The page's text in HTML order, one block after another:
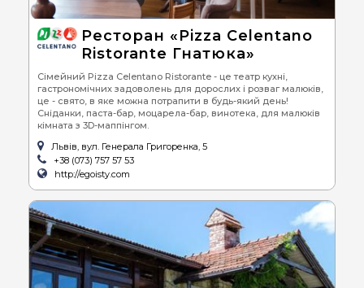
Ресторан «Pizza Celentano
Ristorante Гнатюка»
Сімейний Pizza Celentano Ristorante - це театр кухні,
гастрономічних задоволень для дорослих і розваг малюків,
це - свято, в яке можна потрапити в будь-який день!
Сніданки, паста-бар, моцарела-бар, винотека, для малюків
кімната з 3D-маппінгом.
Львів, вул. Генерала Григоренка, 5
+38 (073) 757 57 53
http://egoisty.com